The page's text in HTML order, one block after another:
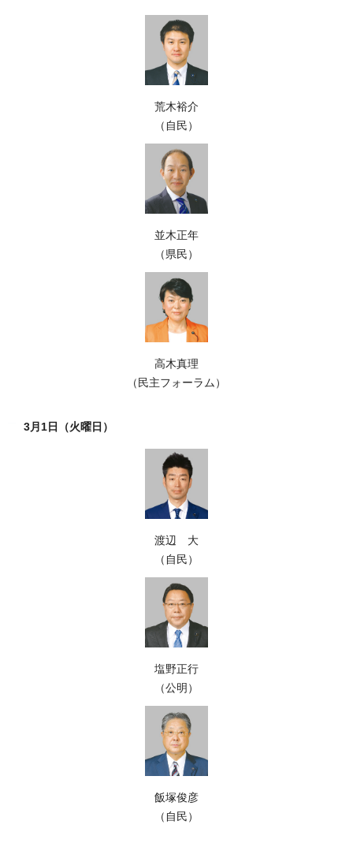
荒木裕介
（自民）
並木正年
（県民）
高木真理
（民主フォーラム）
3月1日（火曜日）
渡辺 大
（自民）
塩野正行
（公明）
飯塚俊彦
（自民）